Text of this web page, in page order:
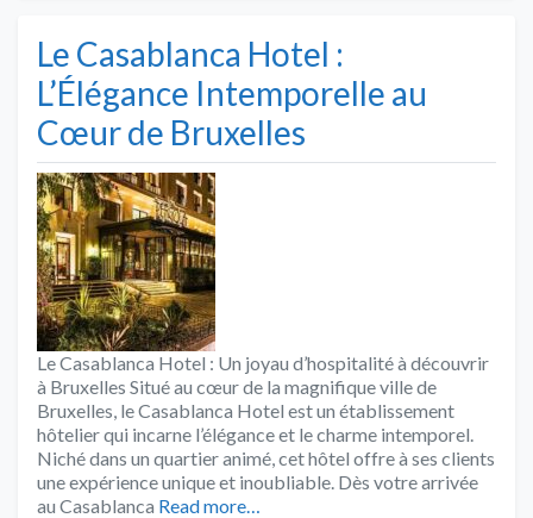
Le Casablanca Hotel :
L’Élégance Intemporelle au
Cœur de Bruxelles
Le Casablanca Hotel : Un joyau d’hospitalité à découvrir
à Bruxelles Situé au cœur de la magnifique ville de
Bruxelles, le Casablanca Hotel est un établissement
hôtelier qui incarne l’élégance et le charme intemporel.
Niché dans un quartier animé, cet hôtel offre à ses clients
une expérience unique et inoubliable. Dès votre arrivée
au Casablanca Read more…